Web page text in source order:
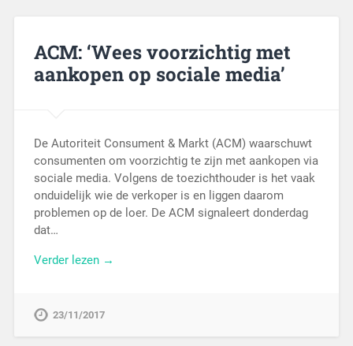
ACM: ‘Wees voorzichtig met
aankopen op sociale media’
De Autoriteit Consument & Markt (ACM) waarschuwt
consumenten om voorzichtig te zijn met aankopen via
sociale media. Volgens de toezichthouder is het vaak
onduidelijk wie de verkoper is en liggen daarom
problemen op de loer. De ACM signaleert donderdag
dat…
Verder lezen →
23/11/2017